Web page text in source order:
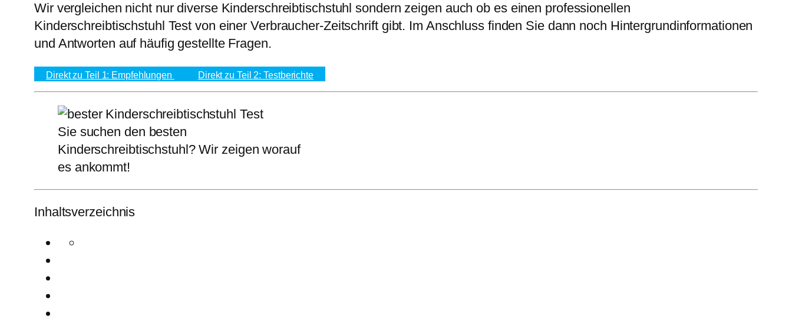
Wir vergleichen nicht nur diverse Kinderschreibtischstuhl sondern zeigen auch ob es einen professionellen
Kinderschreibtischstuhl Test von einer Verbraucher-Zeitschrift gibt. Im Anschluss finden Sie dann noch Hintergrundinformationen
und Antworten auf häufig gestellte Fragen.
Direkt zu Teil 1: Empfehlungen Direkt zu Teil 2: Testberichte
Sie suchen den besten
Kinderschreibtischstuhl? Wir zeigen worauf
es ankommt!
Inhaltsverzeichnis